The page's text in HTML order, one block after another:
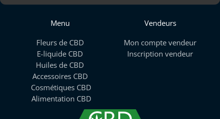
Menu
Fleurs de CBD
E-liquide CBD
Huiles de CBD
Accessoires CBD
Cosmétiques CBD
Alimentation CBD
Vendeurs
Mon compte vendeur
Inscription vendeur